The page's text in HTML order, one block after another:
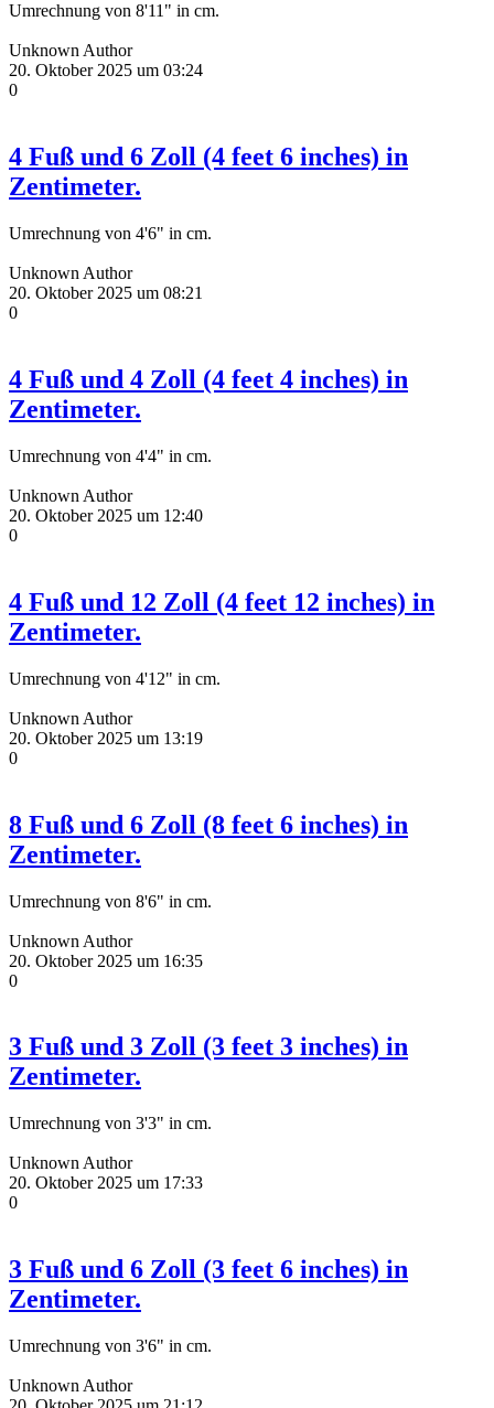
Umrechnung von 8'11" in cm.
Unknown Author
20. Oktober 2025 um 03:24
0
4 Fuß und 6 Zoll (4 feet 6 inches) in
Zentimeter.
Umrechnung von 4'6" in cm.
Unknown Author
20. Oktober 2025 um 08:21
0
4 Fuß und 4 Zoll (4 feet 4 inches) in
Zentimeter.
Umrechnung von 4'4" in cm.
Unknown Author
20. Oktober 2025 um 12:40
0
4 Fuß und 12 Zoll (4 feet 12 inches) in
Zentimeter.
Umrechnung von 4'12" in cm.
Unknown Author
20. Oktober 2025 um 13:19
0
8 Fuß und 6 Zoll (8 feet 6 inches) in
Zentimeter.
Umrechnung von 8'6" in cm.
Unknown Author
20. Oktober 2025 um 16:35
0
3 Fuß und 3 Zoll (3 feet 3 inches) in
Zentimeter.
Umrechnung von 3'3" in cm.
Unknown Author
20. Oktober 2025 um 17:33
0
3 Fuß und 6 Zoll (3 feet 6 inches) in
Zentimeter.
Umrechnung von 3'6" in cm.
Unknown Author